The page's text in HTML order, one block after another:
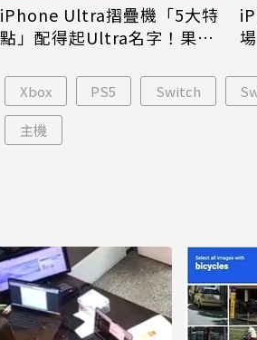
iPhone Ultra摺疊機「5大特
點」配得起Ultra名字！果粉
Xbox PS5 Switch
主機